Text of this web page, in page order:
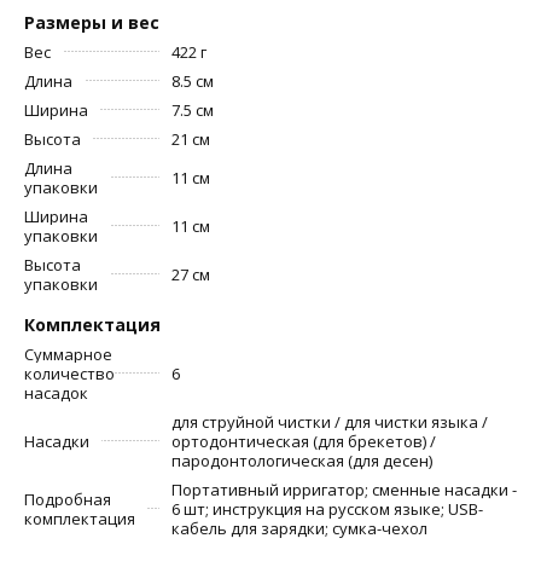
Размеры и вес
Вес
422 г
Длина
8.5 см
Ширина
7.5 см
Высота
21 см
Длина
упаковки
11 см
Ширина
упаковки
11 см
Высота
упаковки
27 см
Комплектация
Суммарное
количество
насадок
6
Насадки
для струйной чистки / для чистки языка /
ортодонтическая (для брекетов) /
пародонтологическая (для десен)
Подробная
комплектация
Портативный ирригатор; сменные насадки -
6 шт; инструкция на русском языке; USB-
кабель для зарядки; сумка-чехол